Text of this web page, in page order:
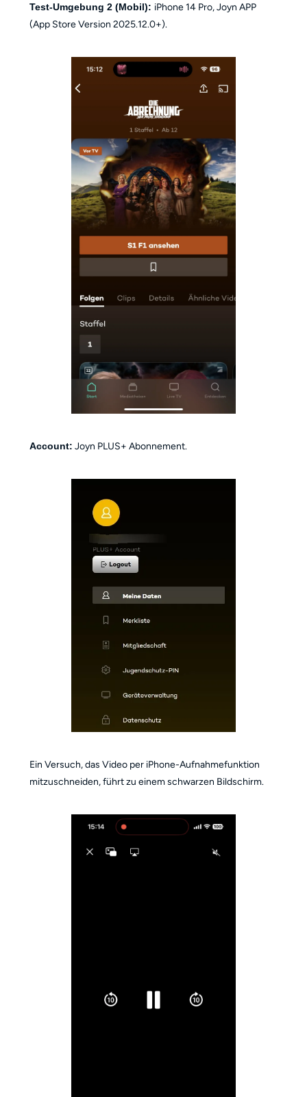
Test-Umgebung 2 (Mobil): iPhone 14 Pro, Joyn APP
(App Store Version 2025.12.0+).
Account: Joyn PLUS+ Abonnement.
Ein Versuch, das Video per iPhone-Aufnahmefunktion
mitzuschneiden, führt zu einem schwarzen Bildschirm.